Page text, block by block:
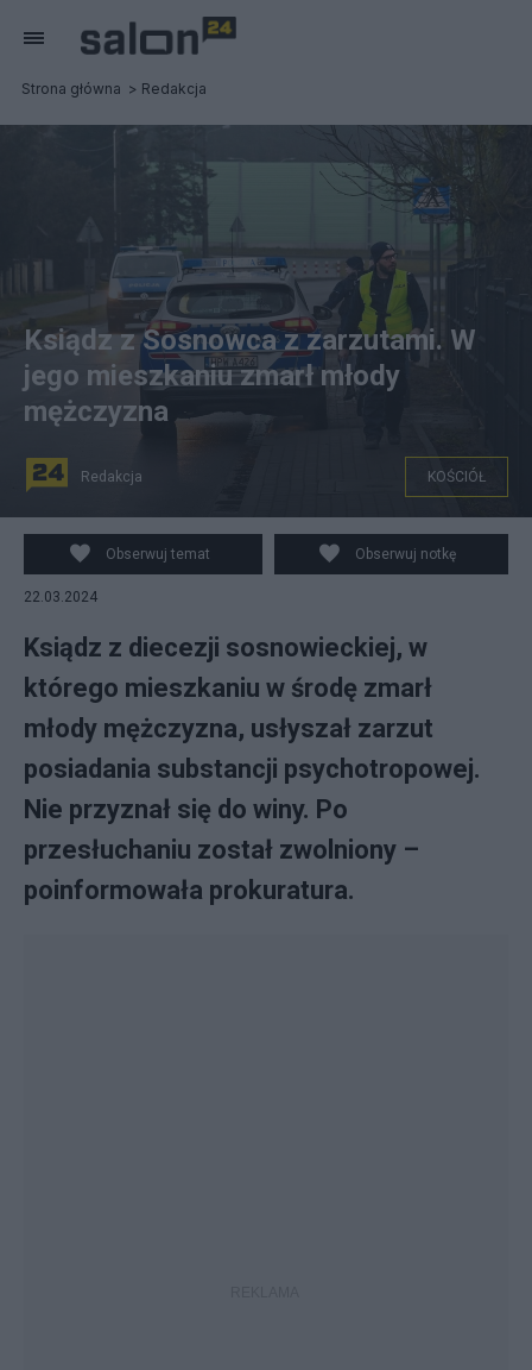
Strona główna Redakcja
W mieszkaniu księdza z Sosnowca nie obyło się bez
policji. Fot. PAP / zdjęcie ilustracyjne
Ksiądz z Sosnowca z zarzutami. W
jego mieszkaniu zmarł młody
mężczyzna
Redakcja KOŚCIÓŁ
Obserwuj temat Obserwuj notkę
22.03.2024
Ksiądz z diecezji sosnowieckiej, w
którego mieszkaniu w środę zmarł
młody mężczyzna, usłyszał zarzut
posiadania substancji psychotropowej.
Nie przyznał się do winy. Po
przesłuchaniu został zwolniony –
poinformowała prokuratura.